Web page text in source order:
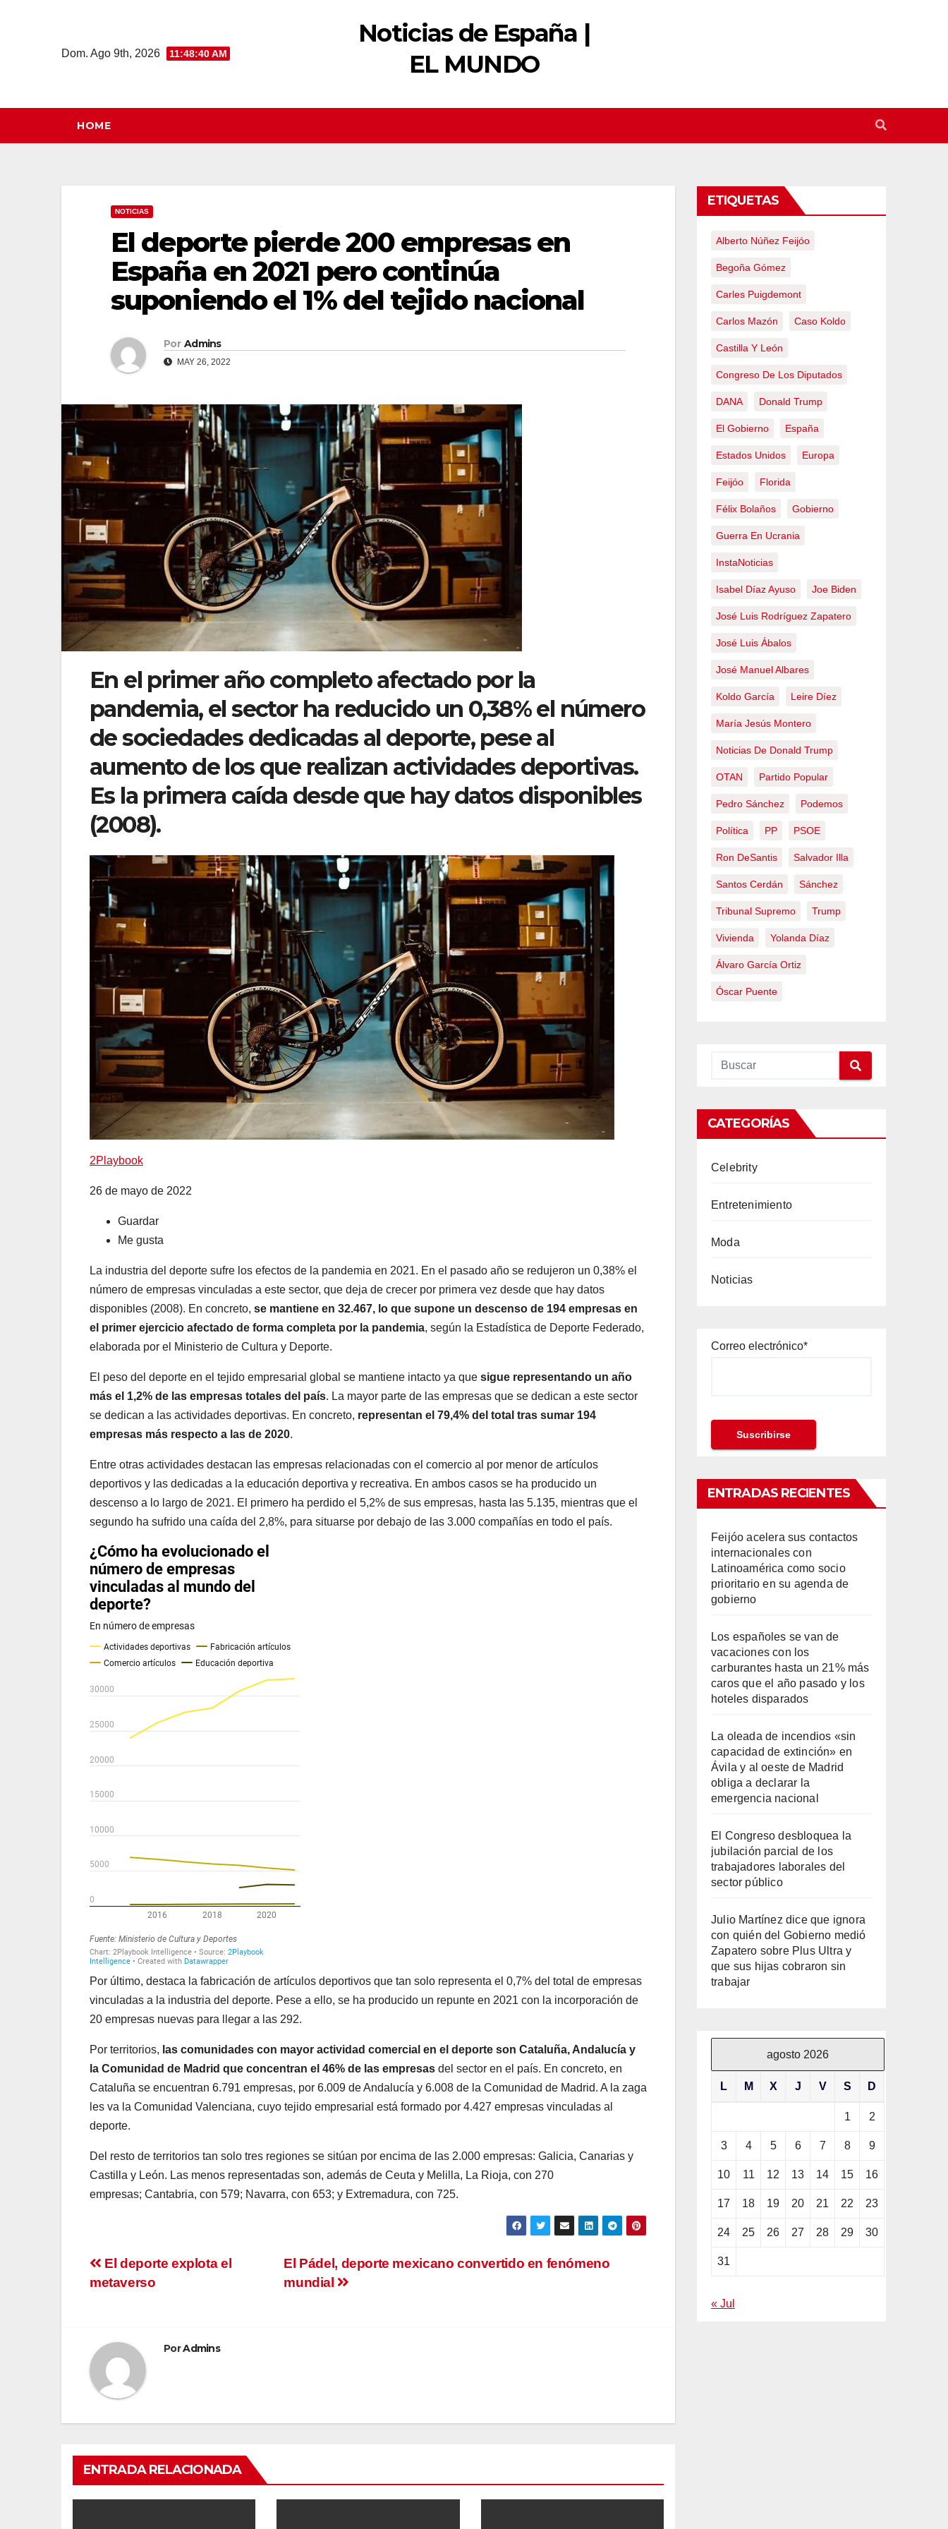
Dom. Ago 9th, 2026 11:48:41 AM
Noticias de España |
EL MUNDO
HOME
NOTICIAS
El deporte pierde 200 empresas en
España en 2021 pero continúa
suponiendo el 1% del tejido nacional
Por Admins
MAY 26, 2022
En el primer año completo afectado por la
pandemia, el sector ha reducido un 0,38% el número
de sociedades dedicadas al deporte, pese al
aumento de los que realizan actividades deportivas.
Es la primera caída desde que hay datos disponibles
(2008).
2Playbook
26 de mayo de 2022
Guardar
Me gusta
La industria del deporte sufre los efectos de la pandemia en 2021. En el pasado año se redujeron un 0,38% el
número de empresas vinculadas a este sector, que deja de crecer por primera vez desde que hay datos
disponibles (2008). En concreto, se mantiene en 32.467, lo que supone un descenso de 194 empresas en
el primer ejercicio afectado de forma completa por la pandemia, según la Estadística de Deporte Federado,
elaborada por el Ministerio de Cultura y Deporte.
El peso del deporte en el tejido empresarial global se mantiene intacto ya que sigue representando un año
más el 1,2% de las empresas totales del país. La mayor parte de las empresas que se dedican a este sector
se dedican a las actividades deportivas. En concreto, representan el 79,4% del total tras sumar 194
empresas más respecto a las de 2020.
Entre otras actividades destacan las empresas relacionadas con el comercio al por menor de artículos
deportivos y las dedicadas a la educación deportiva y recreativa. En ambos casos se ha producido un
descenso a lo largo de 2021. El primero ha perdido el 5,2% de sus empresas, hasta las 5.135, mientras que el
segundo ha sufrido una caída del 2,8%, para situarse por debajo de las 3.000 compañías en todo el país.
Por último, destaca la fabricación de artículos deportivos que tan solo representa el 0,7% del total de empresas
vinculadas a la industria del deporte. Pese a ello, se ha producido un repunte en 2021 con la incorporación de
20 empresas nuevas para llegar a las 292.
Por territorios, las comunidades con mayor actividad comercial en el deporte son Cataluña, Andalucía y
la Comunidad de Madrid que concentran el 46% de las empresas del sector en el país. En concreto, en
Cataluña se encuentran 6.791 empresas, por 6.009 de Andalucía y 6.008 de la Comunidad de Madrid. A la zaga
les va la Comunidad Valenciana, cuyo tejido empresarial está formado por 4.427 empresas vinculadas al
deporte.
Del resto de territorios tan solo tres regiones se sitúan por encima de las 2.000 empresas: Galicia, Canarias y
Castilla y León. Las menos representadas son, además de Ceuta y Melilla, La Rioja, con 270
empresas; Cantabria, con 579; Navarra, con 653; y Extremadura, con 725.
Navegación
El Pádel, deporte mexicano convertido en fenómeno
mundial
El deporte explota el
metaverso
PorAdmins
ENTRADA RELACIONADA
ETIQUETAS
Alberto Núñez Feijóo
Begoña Gómez
Carles Puigdemont
Carlos Mazón Caso Koldo
Castilla Y León
Congreso De Los Diputados
DANA Donald Trump
El Gobierno España
Estados Unidos Europa
Feijóo Florida
Félix Bolaños Gobierno
Guerra En Ucrania
InstaNoticias
Isabel Díaz Ayuso Joe Biden
José Luis Rodríguez Zapatero
José Luis Ábalos
José Manuel Albares
Koldo García Leire Díez
María Jesús Montero
Noticias De Donald Trump
OTAN Partido Popular
Pedro Sánchez Podemos
Política PP PSOE
Ron DeSantis Salvador Illa
Santos Cerdán Sánchez
Tribunal Supremo Trump
Vivienda Yolanda Díaz
Álvaro García Ortiz
Óscar Puente
CATEGORÍAS
Celebrity
Entretenimiento
Moda
Noticias
Correo electrónico*
ENTRADAS RECIENTES
Feijóo acelera sus contactos
internacionales con
Latinoamérica como socio
prioritario en su agenda de
gobierno
Los españoles se van de
vacaciones con los
carburantes hasta un 21% más
caros que el año pasado y los
hoteles disparados
La oleada de incendios «sin
capacidad de extinción» en
Ávila y al oeste de Madrid
obliga a declarar la
emergencia nacional
El Congreso desbloquea la
jubilación parcial de los
trabajadores laborales del
sector público
Julio Martínez dice que ignora
con quién del Gobierno medió
Zapatero sobre Plus Ultra y
que sus hijas cobraron sin
trabajar
agosto 2026
L M X J V S D
1 2
3 4 5 6 7 8 9
10 11 12 13 14 15 16
17 18 19 20 21 22 23
24 25 26 27 28 29 30
31
« Jul